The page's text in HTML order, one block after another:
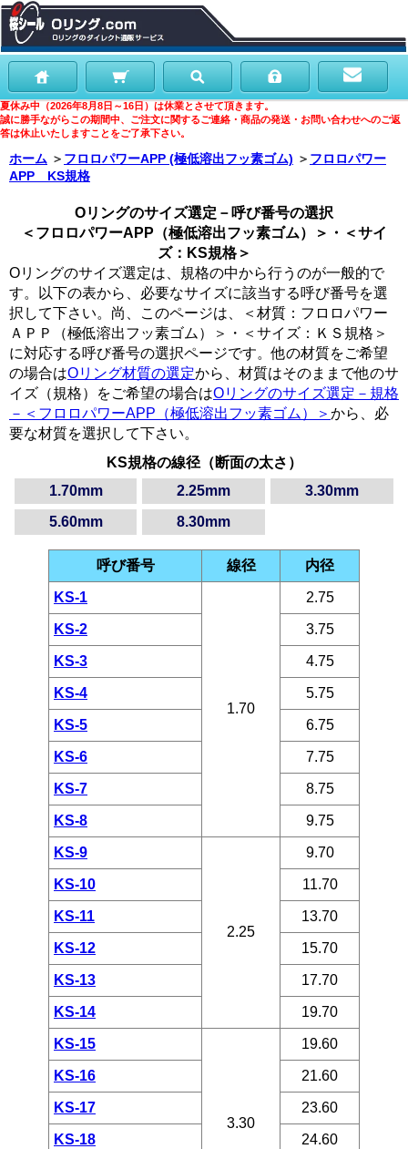
夏休み中（2026年8月8日～16日）は休業とさせて頂きます。
誠に勝手ながらこの期間中、ご注文に関するご連絡・商品の発送・お問い合わせへのご返
答は休止いたしますことをご了承下さい。
ホーム ＞ フロロパワーAPP (極低溶出フッ素ゴム) ＞ フロロパワー
APP KS規格
Oリングのサイズ選定－呼び番号の選択
＜フロロパワーAPP（極低溶出フッ素ゴム）＞・＜サイ
ズ：KS規格＞
Oリングのサイズ選定は、規格の中から行うのが一般的で
す。以下の表から、必要なサイズに該当する呼び番号を選
択して下さい。尚、このページは、＜材質：フロロパワー
ＡＰＰ（極低溶出フッ素ゴム）＞・＜サイズ：ＫＳ規格＞
に対応する呼び番号の選択ページです。他の材質をご希望
の場合はOリング材質の選定から、材質はそのままで他のサ
イズ（規格）をご希望の場合はOリングのサイズ選定－規格
－＜フロロパワーAPP（極低溶出フッ素ゴム）＞ から、必
要な材質を選択して下さい。
KS規格の線径（断面の太さ）
1.70mm
2.25mm
3.30mm
5.60mm
8.30mm
呼び番号 線径 内径
KS-1
1.70
2.75
KS-2 3.75
KS-3 4.75
KS-4 5.75
KS-5 6.75
KS-6 7.75
KS-7 8.75
KS-8 9.75
KS-9
2.25
9.70
KS-10 11.70
KS-11 13.70
KS-12 15.70
KS-13 17.70
KS-14 19.70
KS-15
3.30
19.60
KS-16 21.60
KS-17 23.60
KS-18 24.60